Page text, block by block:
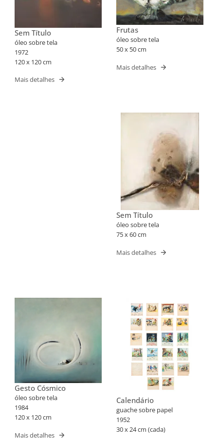
Sem Título
óleo sobre tela
1972
120 x 120 cm
Mais detalhes
Frutas
óleo sobre tela
50 x 50 cm
Mais detalhes
Sem Título
óleo sobre tela
75 x 60 cm
Mais detalhes
Gesto Cósmico
óleo sobre tela
1984
120 x 120 cm
Mais detalhes
Calendário
guache sobre papel
1952
30 x 24 cm (cada)